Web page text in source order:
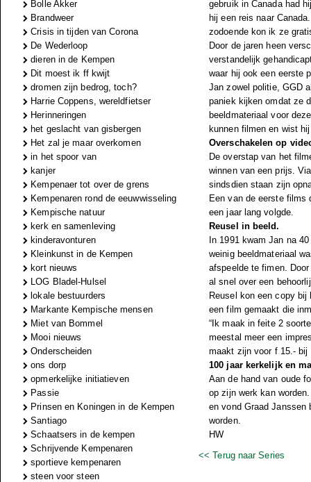
Bolle Akker
Brandweer
Crisis in tijden van Corona
De Wederloop
dieren in de Kempen
Dit moest ik ff kwijt
dromen zijn bedrog, toch?
Harrie Coppens, wereldfietser
Herinneringen
het geslacht van gisbergen
Het zal je maar overkomen
in het spoor van
kanjer
Kempenaer tot over de grens
Kempenaren rond de eeuwwisseling
Kempische natuur
kerk en samenleving
kinderavonturen
Kleinkunst in de Kempen
kort nieuws
LOG Bladel-Hulsel
lokale bestuurders
Markante Kempische mensen
Miet van Bommel
Mooi nieuws
Onderscheiden
ons dorp
opmerkelijke initiatieven
Passie
Prinsen en Koningen in de Kempen
Santiago
Schaatsers in de kempen
Schrijvende Kempenaren
sportieve kempenaren
steen voor steen
gebruik in Canada had
hij een reis naar
zodoende kon ik ze
Door de jaren heen
verstandelijk
waar hij ook een eerste
Jan zowel politie, GGD
paniek kijken omdat ze
beeldmateriaal voor
kunnen filmen en wist
Overschakelen op
De overstap van het
winnen van een prijs.
sindsdien staan zijn
Een van de eerste films
een jaar lang volgde.
Reusel in beeld.
In 1991 kwam Jan na
weinig beeldmateriaal
afspeelde te fimen.
al snel over een
Reusel kon een copy
een film gemaakt die
“Ik maak in feite 2
meestal meer een
maakt zijn voor f 15.- bij
100 jaar kerkelijk en
Aan de hand van oude
op zijn werk kan
en vond Graad Janssen
worden.
HW
<< Terug naar Series